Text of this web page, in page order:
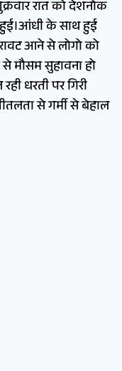
रात को देशनोक
के साथ हुई
आने से लोगो को
मौसम सुहावना हो
धरती पर गिरी
से गर्मी से बेहाल